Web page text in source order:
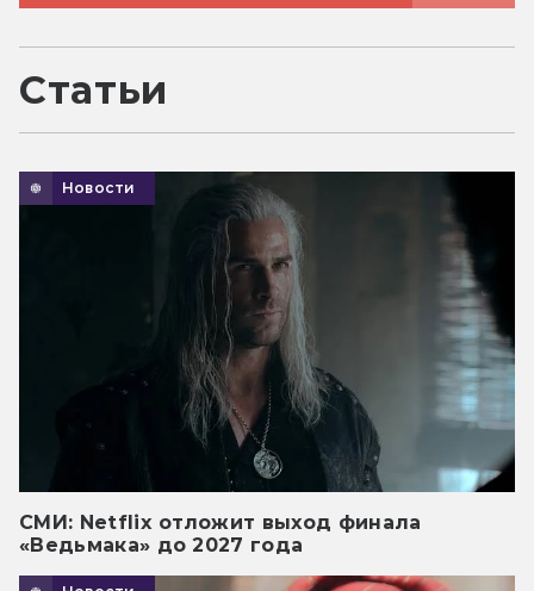
Статьи
Новости
СМИ: Netflix отложит выход финала
«Ведьмака» до 2027 года